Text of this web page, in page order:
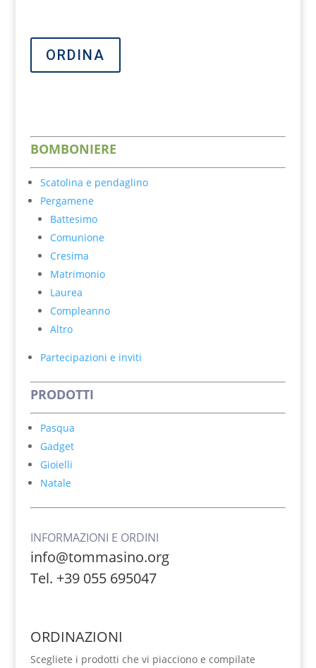
ORDINA
BOMBONIERE
Scatolina e pendaglino
Pergamene
Battesimo
Comunione
Cresima
Matrimonio
Laurea
Compleanno
Altro
Partecipazioni e inviti
PRODOTTI
Pasqua
Gadget
Gioielli
Natale
INFORMAZIONI E ORDINI
info@tommasino.org
Tel. +39 055 695047
ORDINAZIONI
Scegliete i prodotti che vi piacciono e compilate